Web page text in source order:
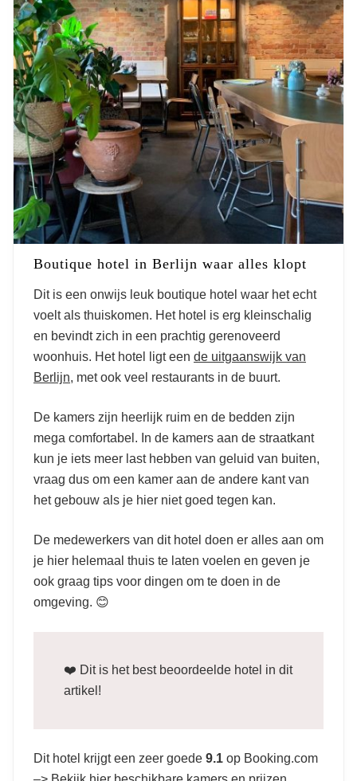
Boutique hotel in Berlijn waar alles klopt
Dit is een onwijs leuk boutique hotel waar het echt
voelt als thuiskomen. Het hotel is erg kleinschalig
en bevindt zich in een prachtig gerenoveerd
woonhuis. Het hotel ligt een de uitgaanswijk van
Berlijn, met ook veel restaurants in de buurt.
De kamers zijn heerlijk ruim en de bedden zijn
mega comfortabel. In de kamers aan de straatkant
kun je iets meer last hebben van geluid van buiten,
vraag dus om een kamer aan de andere kant van
het gebouw als je hier niet goed tegen kan.
De medewerkers van dit hotel doen er alles aan om
je hier helemaal thuis te laten voelen en geven je
ook graag tips voor dingen om te doen in de
omgeving. 😊
❤️ Dit is het best beoordeelde hotel in dit
artikel!
Dit hotel krijgt een zeer goede 9.1 op Booking.com